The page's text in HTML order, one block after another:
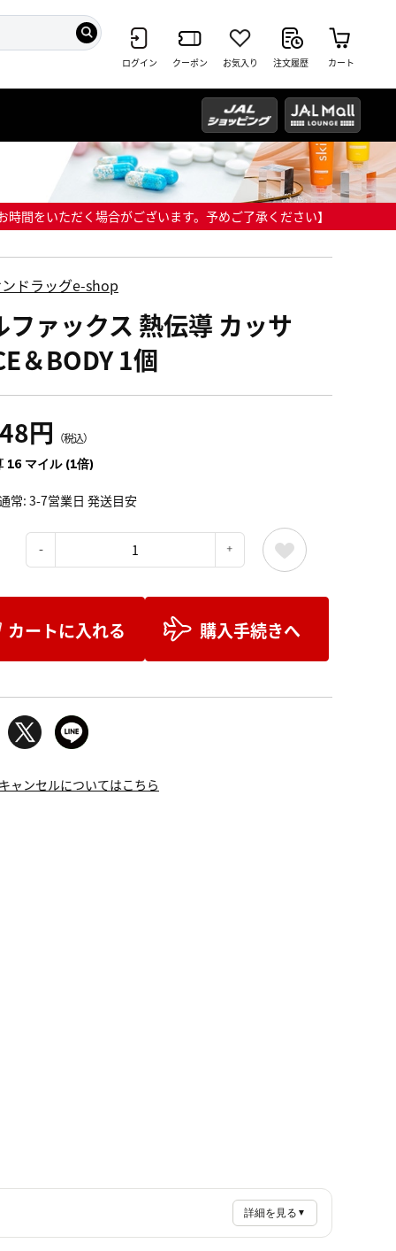
ログイン クーポン お気入り 注文履歴 カート
間をいただく場合がございます。予めご了承ください】
ドラッグe-shop
ファックス 熱伝導 カッサ
＆BODY 1個
円 （税込）
16 マイル (1倍)
常: 3-7営業日 発送目安
カートに入れる 購入手続きへ
ャンセルについてはこちら
詳細を見る ▼